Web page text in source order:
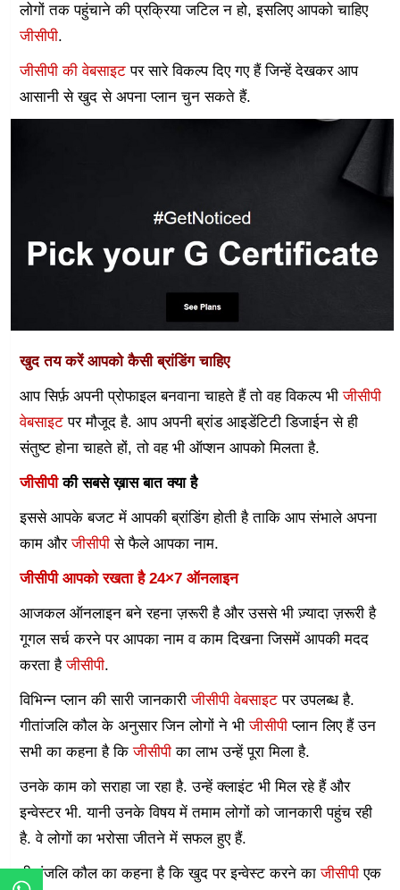
लोगों तक पहुंचाने की प्रक्रिया जटिल न हो, इसलिए आपको चाहिए
जीसीपी.
जीसीपी की वेबसाइट पर सारे विकल्प दिए गए हैं जिन्हें देखकर आप
आसानी से खुद से अपना प्लान चुन सकते हैं.
खुद तय करें आपको कैसी ब्रांडिंग चाहिए
आप सिर्फ़ अपनी प्रोफाइल बनवाना चाहते हैं तो वह विकल्प भीजीसीपी
वेबसाइट पर मौजूद है. आप अपनी ब्रांड आइडेंटिटी डिजाईन से ही
संतुष्ट होना चाहते हों, तो वह भी ऑप्शन आपको मिलता है.
जीसीपीकी सबसे ख़ास बात क्या है
इससे आपके बजट में आपकी ब्रांडिंग होती है ताकि आप संभाले अपना
काम औरजीसीपी से फैले आपका नाम.
जीसीपी आपको रखता है 24×7 ऑनलाइन
आजकल ऑनलाइन बने रहना ज़रूरी है और उससे भी ज़्यादा ज़रूरी है
गूगल सर्च करने पर आपका नाम व काम दिखना जिसमें आपकी मदद
करता हैजीसीपी.
विभिन्न प्लान की सारी जानकारीजीसीपी वेबसाइट पर उपलब्ध है.
गीतांजलि कौल के अनुसार जिन लोगों ने भीजीसीपी प्लान लिए हैं उन
सभी का कहना है किजीसीपी का लाभ उन्हें पूरा मिला है.
उनके काम को सराहा जा रहा है. उन्हें क्लाइंट भी मिल रहे हैं और
इन्वेस्टर भी. यानी उनके विषय में तमाम लोगों को जानकारी पहुंच रही
है. वे लोगों का भरोसा जीतने में सफल हुए हैं.
गीतांजलि कौल का कहना है कि खुद पर इन्वेस्ट करने काजीसीपी एक